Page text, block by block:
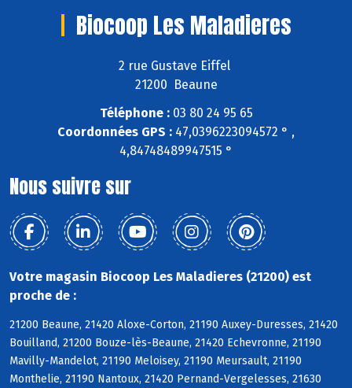
Biocoop Les Maladieres
2 rue Gustave Eiffel
21200 Beaune
Téléphone :03 80 24 95 65
Coordonnées GPS : 47,0396223094572 ° ,
4,84748489947515 °
Nous suivre sur
Votre magasin Biocoop Les Maladieres (21200) est
proche de :
21200 Beaune, 21420 Aloxe-Corton, 21190 Auxey-Duresses, 21420
Bouilland, 21200 Bouze-lès-Beaune, 21420 Echevronne, 21190
Mavilly-Mandelot, 21190 Meloisey, 21190 Meursault, 21190
Monthelie, 21190 Nantoux, 21420 Pernand-Vergelesses, 21630